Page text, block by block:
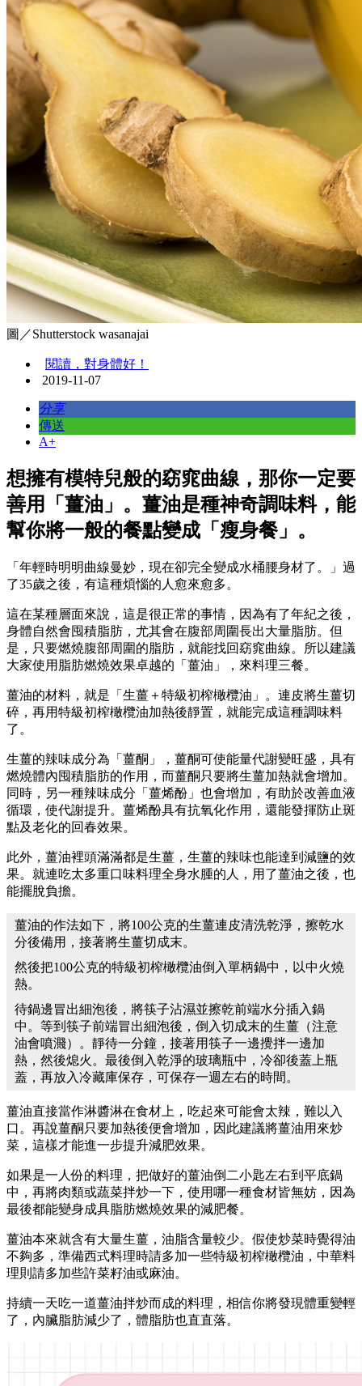
圖／Shutterstock wasanajai
閱讀，對身體好！
2019-11-07
分享
傳送
A+
想擁有模特兒般的窈窕曲線，那你一定要
善用「薑油」。薑油是種神奇調味料，能
幫你將一般的餐點變成「瘦身餐」。
「年輕時明明曲線曼妙，現在卻完全變成水桶腰身材了。」過
了35歲之後，有這種煩惱的人愈來愈多。
這在某種層面來說，這是很正常的事情，因為有了年紀之後，
身體自然會囤積脂肪，尤其會在腹部周圍長出大量脂肪。但
是，只要燃燒腹部周圍的脂肪，就能找回窈窕曲線。所以建議
大家使用脂肪燃燒效果卓越的「薑油」，來料理三餐。
薑油的材料，就是「生薑＋特級初榨橄欖油」。連皮將生薑切
碎，再用特級初榨橄欖油加熱後靜置，就能完成這種調味料
了。
生薑的辣味成分為「薑酮」，薑酮可使能量代謝變旺盛，具有
燃燒體內囤積脂肪的作用，而薑酮只要將生薑加熱就會增加。
同時，另一種辣味成分「薑烯酚」也會增加，有助於改善血液
循環，使代謝提升。薑烯酚具有抗氧化作用，還能發揮防止斑
點及老化的回春效果。
此外，薑油裡頭滿滿都是生薑，生薑的辣味也能達到減鹽的效
果。就連吃太多重口味料理全身水腫的人，用了薑油之後，也
能擺脫負擔。
薑油的作法如下，將100公克的生薑連皮清洗乾淨，擦乾水
分後備用，接著將生薑切成末。
然後把100公克的特級初榨橄欖油倒入單柄鍋中，以中火燒
熱。
待鍋邊冒出細泡後，將筷子沾濕並擦乾前端水分插入鍋
中。等到筷子前端冒出細泡後，倒入切成末的生薑（注意
油會噴濺）。靜待一分鐘，接著用筷子一邊攪拌一邊加
熱，然後熄火。最後倒入乾淨的玻璃瓶中，冷卻後蓋上瓶
蓋，再放入冷藏庫保存，可保存一週左右的時間。
薑油直接當作淋醬淋在食材上，吃起來可能會太辣，難以入
口。再說薑酮只要加熱後便會增加，因此建議將薑油用來炒
菜，這樣才能進一步提升減肥效果。
如果是一人份的料理，把做好的薑油倒二小匙左右到平底鍋
中，再將肉類或蔬菜拌炒一下，使用哪一種食材皆無妨，因為
最後都能變身成具脂肪燃燒效果的減肥餐。
薑油本來就含有大量生薑，油脂含量較少。假使炒菜時覺得油
不夠多，準備西式料理時請多加一些特級初榨橄欖油，中華料
理則請多加些許菜籽油或麻油。
持續一天吃一道薑油拌炒而成的料理，相信你將發現體重變輕
了，內臟脂肪減少了，體脂肪也直直落。